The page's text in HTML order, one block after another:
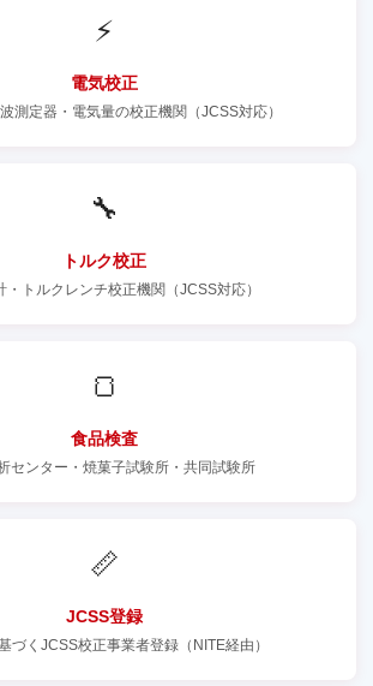
⚡
電気校正
測定器・電気量の校正機関（JCSS対応）
🔧
トルク校正
・トルクレンチ校正機関（JCSS対応）
🍞
食品検査
センター・焼菓子試験所・共同試験所
📏
JCSS登録
づくJCSS校正事業者登録（NITE経由）